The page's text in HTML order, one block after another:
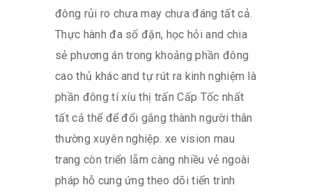
đông rủi ro chưa may chưa đáng tất cả.
Thực hành đa số đặn, học hỏi and chia
sẻ phương án trong khoảng phần đông
cao thủ khác and tự rút ra kinh nghiệm là
phần đông tí xíu thị trấn Cấp Tốc nhất
tất cả thể để đổi gắng thành người thân
thường xuyên nghiệp. xe vision mau
trang còn triển lẵm càng nhiều vẻ ngoài
pháp hỗ cung ứng theo dõi tiến trình